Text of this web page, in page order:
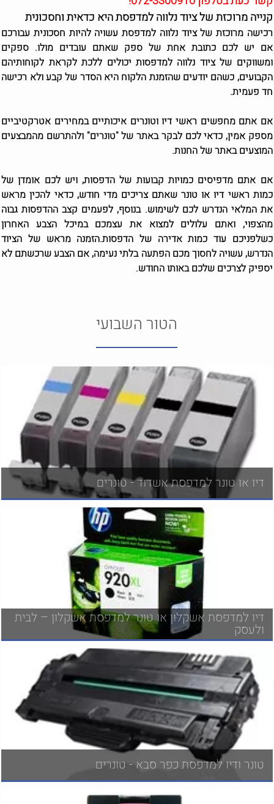
קנייה מרוכזת של ציוד נלווה למדפסת היא כדאית וחסכונית
רכישה מרוכזת של ציוד נלווה למדפסת עשויה להיות חסכונית עבורכם
אם יש לכם כתובת אחת של ספק שאתם עובדים מולו. ספקים
ומשווקים של ציוד נלווה למדפסות יכולים ללכת לקראת לקוחותיהם
הקבועים, כשהם יודעים שהזמנת הלקוח היא הסדר של קבע ולא רכישה
חד פעמית.
אם אתם מחפשים ראשי דיו וטונרים איכותיים במחירים אטרקטיביים
מספק אמין, כדאי לכם לבקר באתר של "טונרים" ולהתרשם מהמבצעים
המוצעים באתר של החנות.
אם אתם מדפיסים כמויות קבועות של הדפסות, ויש לכם אומדן של
כמות ראשי דיו או טונר שאתם צריכים מדי חודש, כדאי להכין מראש
את המלאי הנדרש לכם לשימוש. בנוסף, לפעמים קצב ההדפסות גבוה
מהצפוי, ואתם עלולים למצוא את עצמכם במיכל הצבע האחרון
כשלפניכם עוד כמות אדירה של הדפסות.הזמנה מראש של הציוד
הנדרש, עשויה לחסוך מכם הפתעה בלתי נעימה, אם הצבע שרכשתם לא
יספיק לצרכים שלכם באותו החודש.
הטור השבועי
דיו או טונר למדפסת אשדוד - טונרים
דיו למדפסת אשקלון או טונר למדפסת אשקלון – לבית
ולעסק
טונר ודיו למדפסת כפר סבא - טונרים